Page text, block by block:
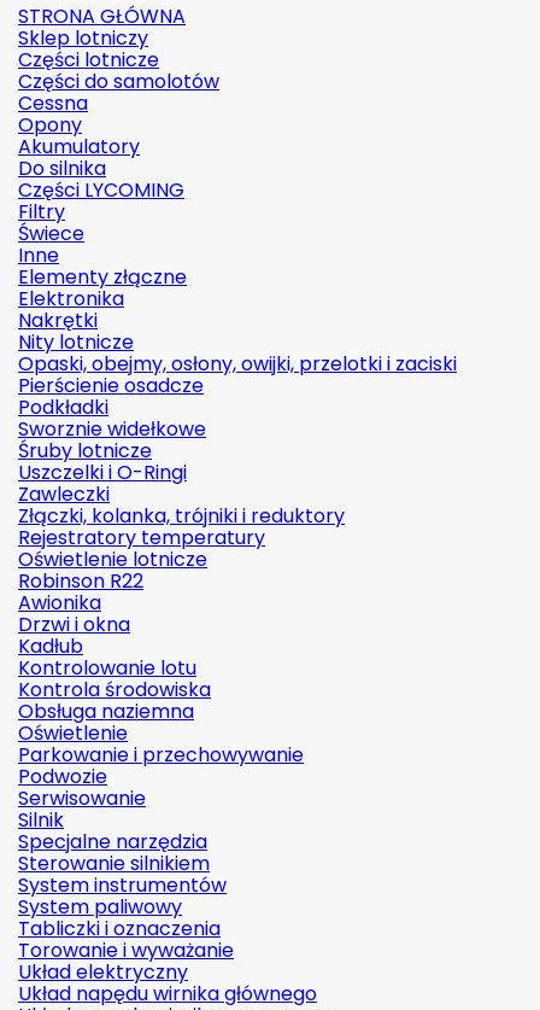
STRONA GŁÓWNA
Sklep lotniczy
Części lotnicze
Części do samolotów
Cessna
Opony
Akumulatory
Do silnika
Części LYCOMING
Filtry
Świece
Inne
Elementy złączne
Elektronika
Nakrętki
Nity lotnicze
Opaski, obejmy, osłony, owijki, przelotki i zaciski
Pierścienie osadcze
Podkładki
Sworznie widełkowe
Śruby lotnicze
Uszczelki i O-Ringi
Zawleczki
Złączki, kolanka, trójniki i reduktory
Rejestratory temperatury
Oświetlenie lotnicze
Robinson R22
Awionika
Drzwi i okna
Kadłub
Kontrolowanie lotu
Kontrola środowiska
Obsługa naziemna
Oświetlenie
Parkowanie i przechowywanie
Podwozie
Serwisowanie
Silnik
Specjalne narzędzia
Sterowanie silnikiem
System instrumentów
System paliwowy
Tabliczki i oznaczenia
Torowanie i wyważanie
Układ elektryczny
Układ napędu wirnika głównego